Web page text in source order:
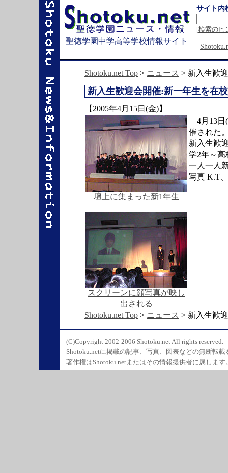
聖徳学園中学高等学校情報サイト
サイト内
[検索のヒ
|
Shotoku.net Top > ニュース > 新入生歓
新入生歓迎会開催:新一年生を在
【2005年4月15日(金)】
壇上に集まった新1年生
スクリーンに顔写真が映し
出される
4月13日(
催された
新入生歓
学2年～高
一人一人
写真 K.T
Shotoku.net Top > ニュース > 新入生歓
(C)Copyright 2002-2006 Shotoku.net All rights reserved.
Shotoku.netに掲載の記事、写真、図表などの無断転載
著作権はShotoku.netまたはその情報提供者に属します